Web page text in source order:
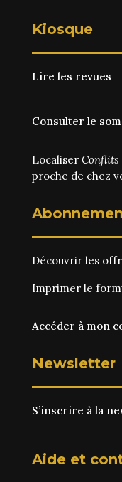
Kiosque
Lire les revues
Consulter le
Localiser Conflits
proche de chez
Découvrir les
Imprimer le
Accéder à mon
Newsletter
S’inscrire à la
Aide et